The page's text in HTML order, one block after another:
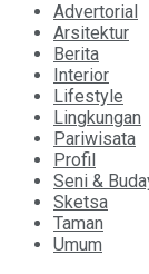
Advertorial
Arsitektur
Berita
Interior
Lifestyle
Lingkungan
Pariwisata
Profil
Seni &
Sketsa
Taman
Umum